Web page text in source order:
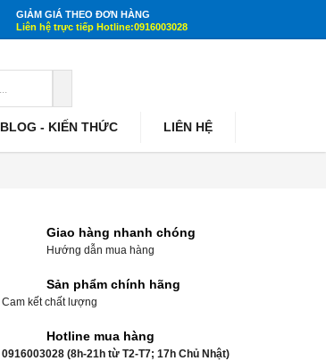
GIẢM GIÁ THEO ĐƠN HÀNG
Liên hệ trực tiếp Hotline:0916003028
BLOG - KIẾN THỨC LIÊN HỆ
Giao hàng nhanh chóng
Hướng dẫn mua hàng
Sản phẩm chính hãng
Cam kết chất lượng
Hotline mua hàng
0916003028 (8h-21h từ T2-T7; 17h Chủ Nhật)